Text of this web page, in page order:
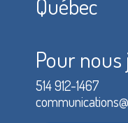
Québec
Pour
514 912-1467